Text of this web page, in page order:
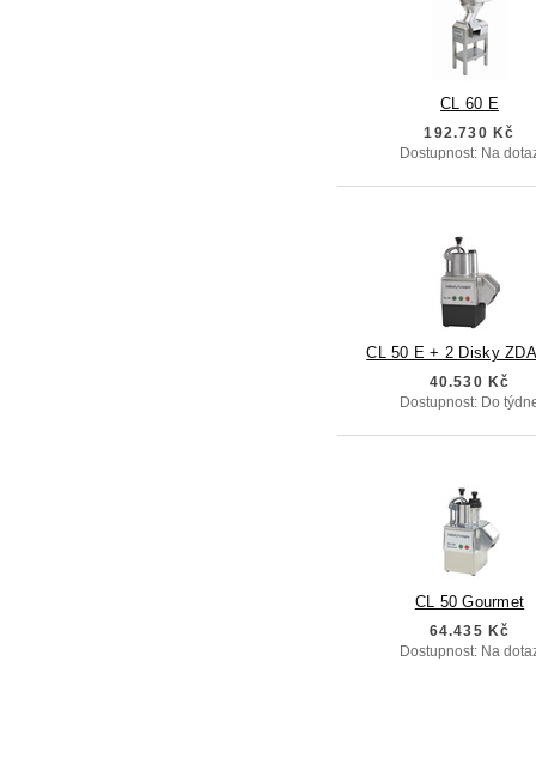
CL 60 E
192.730 Kč
Dostupnost: Na
CL 50 E + 2 Disky
40.530 Kč
Dostupnost: Do
CL 50 Gourmet
64.435 Kč
Dostupnost: Na